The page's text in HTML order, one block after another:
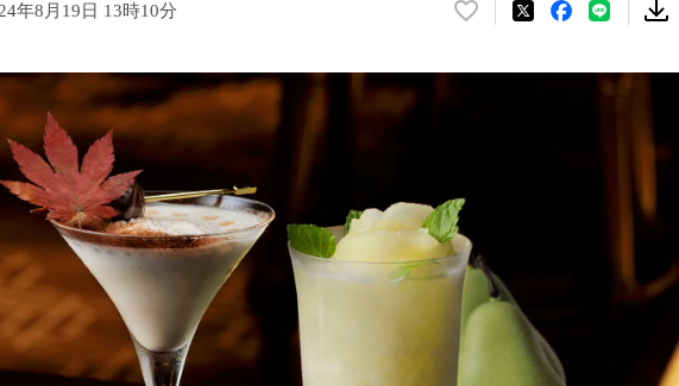
年8月19日 13時10分
い
ね
み
み
中
す